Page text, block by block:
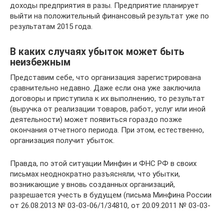
доходы предприятия в разы. Предприятие планирует
выйти на положительный финансовый результат уже по
результатам 2015 года.
В каких случаях убыток может быть
неизбежным
Представим себе, что организация зарегистрирована
сравнительно недавно. Даже если она уже заключила
договоры и приступила к их выполнению, то результат
(выручка от реализации товаров, работ, услуг или иной
деятельности) может появиться гораздо позже
окончания отчетного периода. При этом, естественно,
организация получит убыток.
Правда, по этой ситуации Минфин и ФНС РФ в своих
письмах неоднократно разъясняли, что убытки,
возникающие у вновь созданных организаций,
разрешается учесть в будущем (письма Минфина России
от 26.08.2013 № 03-03-06/1/34810, от 20.09.2011 № 03-03-